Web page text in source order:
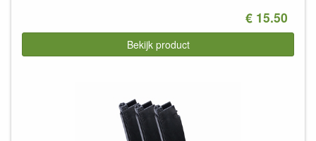
€ 15.50
Bekijk product